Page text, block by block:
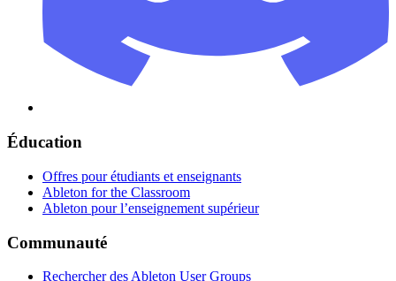
Éducation
Offres pour étudiants et enseignants
Ableton for the Classroom
Ableton pour l’enseignement supérieur
Communauté
Rechercher des Ableton User Groups